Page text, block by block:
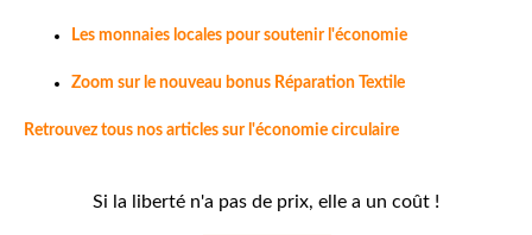
Les monnaies locales pour soutenir l'économie
Zoom sur le nouveau bonus Réparation Textile
Retrouvez tous nos articles sur l'économie circulaire
Si la liberté n'a pas de prix, elle a un coût !